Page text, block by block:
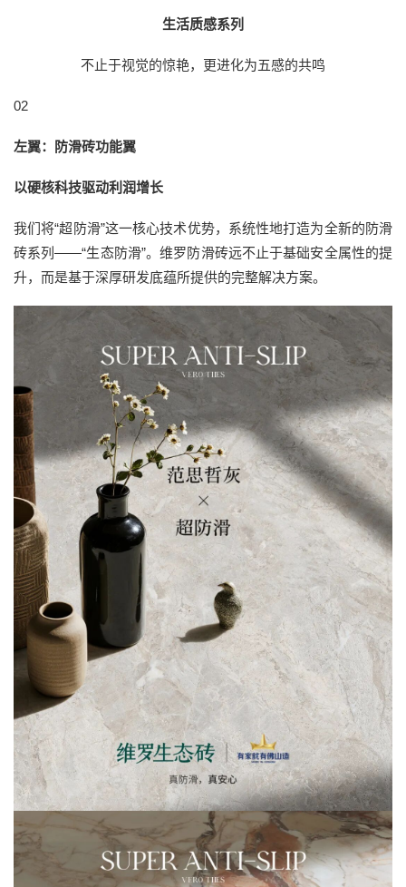
生活质感系列
不止于视觉的惊艳，更进化为五感的共鸣
02
左翼：防滑砖功能翼
以硬核科技驱动利润增长
我们将“超防滑”这一核心技术优势，系统性地打造为全新的防滑
砖系列——“生态防滑”。维罗防滑砖远不止于基础安全属性的提
升，而是基于深厚研发底蕴所提供的完整解决方案。